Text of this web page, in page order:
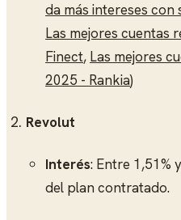
da más intereses con
Las mejores cuentas
Finect, Las mejores
2025 - Rankia)
Revolut
Interés: Entre 1,51%
del plan contratado.